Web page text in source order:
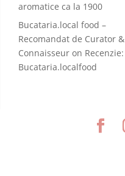
aromatice ca la 1900
Bucataria.local food –
Recomandat de Curator &
Connaisseur on Recenzie:
Bucataria.localfood